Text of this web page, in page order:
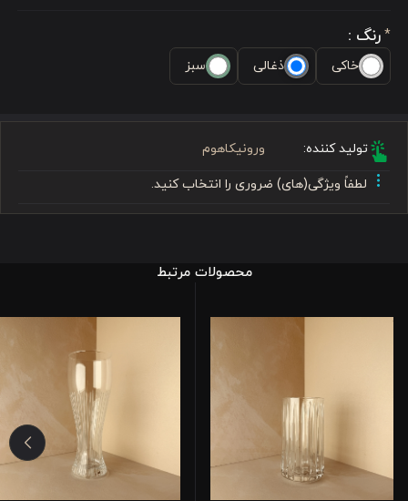
* رنگ :
خاکی ذغالی سبز
تولید کننده: ورونیکاهوم
لطفاً ویژگی(های) ضروری را انتخاب کنید.
محصولات مرتبط